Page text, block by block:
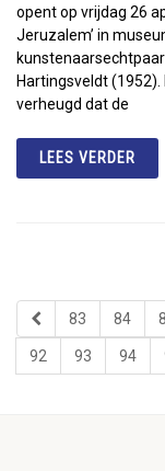
opent op vrijdag 26
Jeruzalem’ in
Hartingsveldt
verheugd dat de
LEES VERDER
83 84
92 93 94